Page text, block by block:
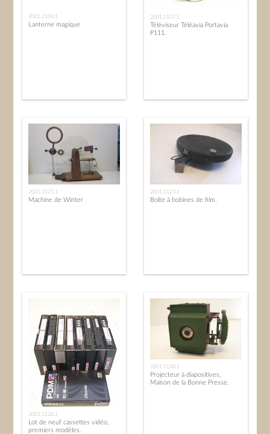
2001.1104.1
Lanterne magique
2001.1107.1
Téléviseur Téléavia Portavia
P111.
2001.1121.1
Machine de Winter
2001.1123.1
Boîte à bobines de film.
2001.1126.1
Lot de neuf cassettes vidéo,
premiers modèles.
2001.1128.1
Projecteur à diapositives,
Maison de la Bonne Presse.